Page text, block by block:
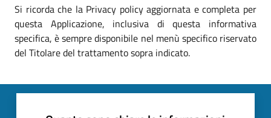
Si ricorda che la Privacy policy aggiornata e completa per
questa Applicazione, inclusiva di questa informativa
specifica, è sempre disponibile nel menù specifico riservato
del Titolare del trattamento sopra indicato.